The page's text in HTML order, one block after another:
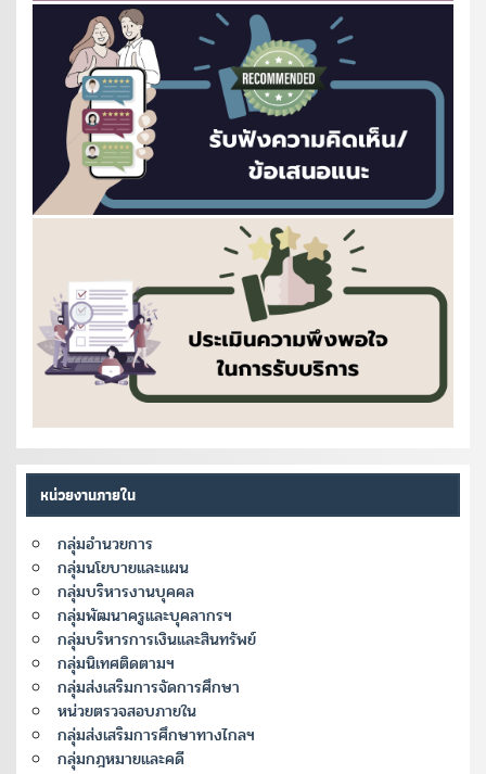
หน่วยงานภายใน
กลุ่มอำนวยการ
กลุ่มนโยบายและแผน
กลุ่มบริหารงานบุคคล
กลุ่มพัฒนาครูและบุคลากรฯ
กลุ่มบริหารการเงินและสินทรัพย์
กลุ่มนิเทศติดตามฯ
กลุ่มส่งเสริมการจัดการศึกษา
หน่วยตรวจสอบภายใน
กลุ่มส่งเสริมการศึกษาทางไกลฯ
กลุ่มกฎหมายและคดี